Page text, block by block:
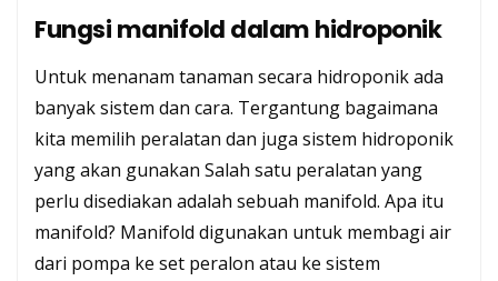
Fungsi manifold dalam hidroponik
Untuk menanam tanaman secara hidroponik ada
banyak sistem dan cara. Tergantung bagaimana
kita memilih peralatan dan juga sistem hidroponik
yang akan gunakan Salah satu peralatan yang
perlu disediakan adalah sebuah manifold. Apa itu
manifold? Manifold digunakan untuk membagi air
dari pompa ke set peralon atau ke sistem